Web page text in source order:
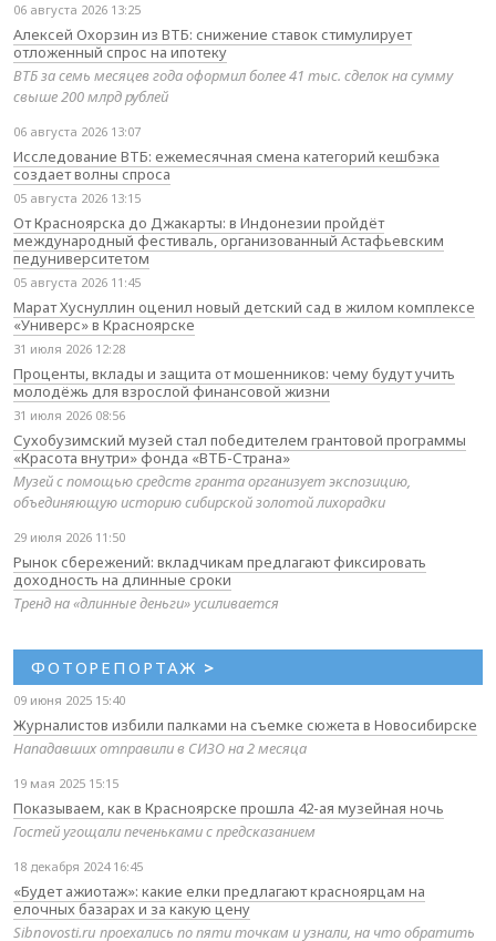
06 августа 2026 13:25
Алексей Охорзин из ВТБ: снижение ставок стимулирует
отложенный спрос на ипотеку
ВТБ за семь месяцев года оформил более 41 тыс. сделок на сумму
свыше 200 млрд рублей
06 августа 2026 13:07
Исследование ВТБ: ежемесячная смена категорий кешбэка
создает волны спроса
05 августа 2026 13:15
От Красноярска до Джакарты: в Индонезии пройдёт
международный фестиваль, организованный Астафьевским
педуниверситетом
05 августа 2026 11:45
Марат Хуснуллин оценил новый детский сад в жилом комплексе
«Универс» в Красноярске
31 июля 2026 12:28
Проценты, вклады и защита от мошенников: чему будут учить
молодёжь для взрослой финансовой жизни
31 июля 2026 08:56
Сухобузимский музей стал победителем грантовой программы
«Красота внутри» фонда «ВТБ-Страна»
Музей с помощью средств гранта организует экспозицию,
объединяющую историю сибирской золотой лихорадки
29 июля 2026 11:50
Рынок сбережений: вкладчикам предлагают фиксировать
доходность на длинные сроки
Тренд на «длинные деньги» усиливается
ФОТОРЕПОРТАЖ >
09 июня 2025 15:40
Журналистов избили палками на съемке сюжета в Новосибирске
Нападавших отправили в СИЗО на 2 месяца
19 мая 2025 15:15
Показываем, как в Красноярске прошла 42-ая музейная ночь
Гостей угощали печеньками с предсказанием
18 декабря 2024 16:45
«Будет ажиотаж»: какие елки предлагают красноярцам на
елочных базарах и за какую цену
Sibnovosti.ru проехались по пяти точкам и узнали, на что обратить